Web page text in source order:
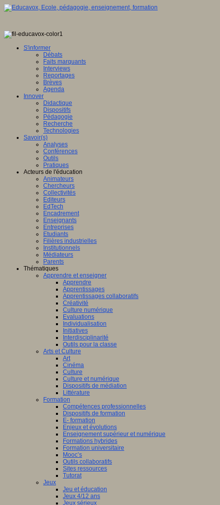
S'informer
Débats
Faits marquants
Interviews
Reportages
Brèves
Agenda
Innover
Didactique
Dispositifs
Pédagogie
Recherche
Technologies
Savoir(s)
Analyses
Conférences
Outils
Pratiques
Acteurs de l'éducation
Animateurs
Chercheurs
Collectivités
Editeurs
EdTech
Encadrement
Enseignants
Entreprises
Etudiants
Filières industrielles
Institutionnels
Médiateurs
Parents
Thématiques
Apprendre et enseigner
Apprendre
Apprentissages
Apprentissages collaboratifs
Créativité
Culture numérique
Evaluations
Individualisation
Initiatives
Interdisciplinarité
Outils pour la classe
Arts et Culture
Art
Cinéma
Culture
Culture et numérique
Dispositifs de médiation
Littérature
Formation
Compétences professionnelles
Dispositifs de formation
E- formation
Enjeux et évolutions
Enseignement supérieur et numérique
Formations hybrides
Formation universitaire
Mooc’s
Outils collaboratifs
Sites ressources
Tutorat
Jeux
Jeu et éducation
Jeux 4/12 ans
Jeux sérieux